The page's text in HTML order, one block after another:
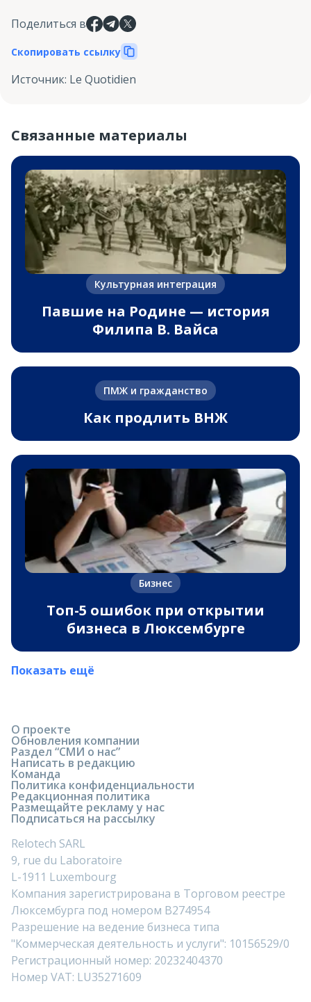
Поделиться в
Скопировать ссылку
Источник: Le Quotidien
Связанные материалы
Культурная интеграция
Павшие на Родине — история
Филипа В. Вайса
ПМЖ и гражданство
Как продлить ВНЖ
Бизнес
Топ-5 ошибок при открытии
бизнеса в Люксембурге
Показать ещё
О проекте
Обновления компании
Раздел “СМИ о нас”
Написать в редакцию
Команда
Политика конфиденциальности
Редакционная политика
Размещайте рекламу у нас
Подписаться на рассылку
Relotech SARL
9, rue du Laboratoire
L-1911 Luxembourg
Компания зарегистрирована в Торговом реестре
Люксембурга под номером B274954
Разрешение на ведение бизнеса типа
"Коммерческая деятельность и услуги": 10156529/0
Регистрационный номер: 20232404370
Номер VAT: LU35271609